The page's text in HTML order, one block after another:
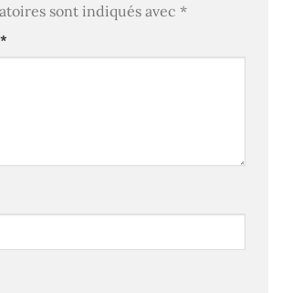
sont indiqués avec *
*